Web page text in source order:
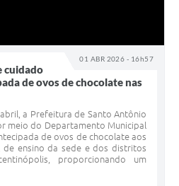
01 ABR 2026 - 16h57
cuidado
de ovos de chocolate nas
a Prefeitura de Santo Antônio
meio do Departamento Municipal
de ovos de chocolate aos
de ensino da sede e dos distritos
proporcionando um